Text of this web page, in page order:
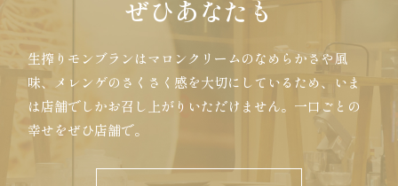
ぜひあなたも
生搾りモンブランはマロンクリームのなめらかさや風
味、メレンゲのさくさく感を大切にしているため、いま
は店舗でしかお召し上がりいただけません。一口ごとの
幸せをぜひ店舗で。